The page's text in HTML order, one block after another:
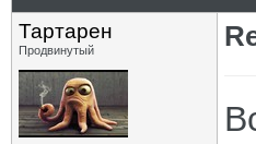
Тартарен
Продвинутый